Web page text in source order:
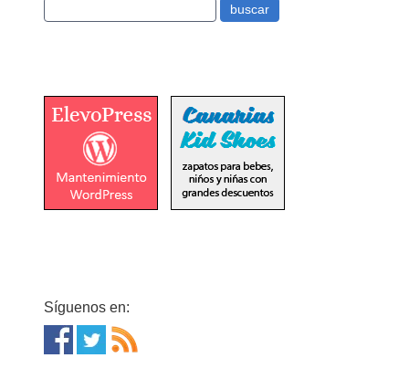
Síguenos en: